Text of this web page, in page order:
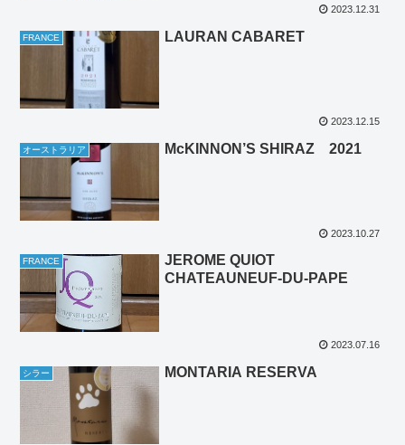
2023.12.31
FRANCE LAURAN CABARET
2023.12.15
オーストラリア McKINNON’S SHIRAZ 2021
2023.10.27
FRANCE
JEROME QUIOT
CHATEAUNEUF-DU-PAPE
2023.07.16
シラー MONTARIA RESERVA